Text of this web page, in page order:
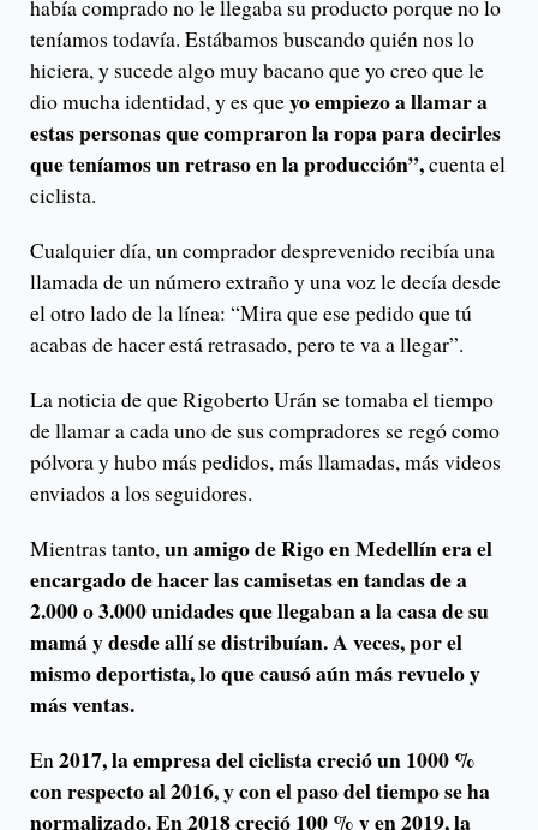
había comprado no le llegaba su producto porque no lo
teníamos todavía. Estábamos buscando quién nos lo
hiciera, y sucede algo muy bacano que yo creo que le
dio mucha identidad, y es queyo empiezo a llamar a
estas personas que compraron la ropa para decirles
que teníamos un retraso en la producción”,cuenta el
ciclista.
Cualquier día, un comprador desprevenido recibía una
llamada de un número extraño y una voz le decía desde
el otro lado de la línea: “Mira que ese pedido que tú
acabas de hacer está retrasado, pero te va a llegar”.
La noticia de que Rigoberto Urán se tomaba el tiempo
de llamar a cada uno de sus compradores se regó como
pólvora y hubo más pedidos, más llamadas, más videos
enviados a los seguidores.
Mientras tanto,un amigo de Rigo en Medellín era el
encargado de hacer las camisetas en tandas de a
2.000 o 3.000 unidades que llegaban a la casa de su
mamá y desde allí se distribuían. A veces, por el
mismo deportista, lo que causó aún más revuelo y
más ventas.
En2017, la empresa del ciclista creció un 1000 %
con respecto al 2016, y con el paso del tiempo se ha
normalizado. En 2018 creció 100 % y en 2019, la